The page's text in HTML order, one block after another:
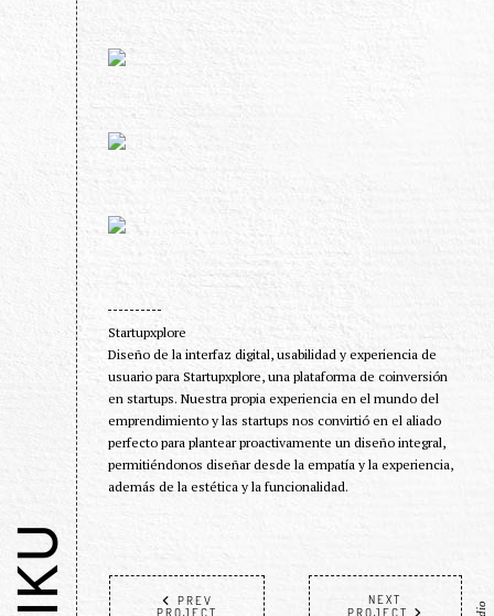
Startupxplore
Diseño de la interfaz digital, usabilidad y experiencia de
usuario para Startupxplore, una plataforma de coinversión
en startups. Nuestra propia experiencia en el mundo del
emprendimiento y las startups nos convirtió en el aliado
perfecto para plantear proactivamente un diseño integral,
permitiéndonos diseñar desde la empatía y la experiencia,
además de la estética y la funcionalidad.
NEXT
PROJECT
PREV
PROJECT